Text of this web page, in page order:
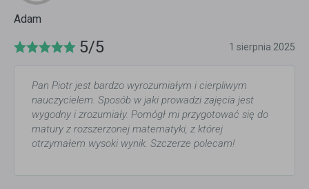
Adam
5/5 1 sierpnia 2025
Pan Piotr jest bardzo wyrozumiałym i cierpliwym
nauczycielem. Sposób w jaki prowadzi zajęcia jest
wygodny i zrozumiały. Pomógł mi przygotować się do
matury z rozszerzonej matematyki, z której
otrzymałem wysoki wynik. Szczerze polecam!